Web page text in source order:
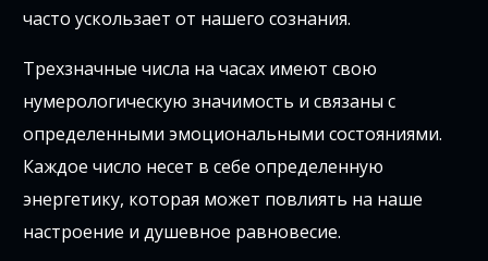
часто ускользает от нашего сознания.
Трехзначные числа на часах имеют свою
нумерологическую значимость и связаны с
определенными эмоциональными состояниями.
Каждое число несет в себе определенную
энергетику, которая может повлиять на наше
настроение и душевное равновесие.